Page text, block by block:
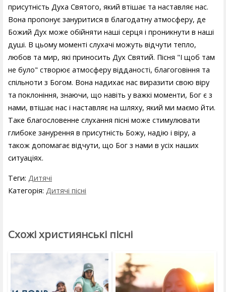
присутність Духа Святого, який втішає та наставляє нас.
Вона пропонує зануритися в благодатну атмосферу, де
Божий Дух може обійняти наші серця і проникнути в наші
душі. В цьому моменті слухачі можуть відчути тепло,
любов та мир, які приносить Дух Святий. Пісня "І щоб там
не було" створює атмосферу відданості, благоговіння та
спільноти з Богом. Вона надихає нас виразити свою віру
та поклоніння, знаючи, що навіть у важкі моменти, Бог є з
нами, втішає нас і наставляє на шляху, який ми маємо йти.
Таке благословенне слухання пісні може стимулювати
глибоке занурення в присутність Божу, надію і віру, а
також допомагає відчути, що Бог з нами в усіх наших
ситуаціях.
Теги: Дитячі
Категорія: Дитячі пісні
Схожі християнські пісні